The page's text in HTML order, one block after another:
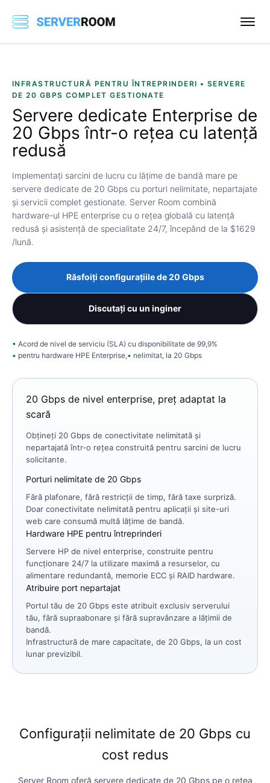
INFRASTRUCTURĂ PENTRU ÎNTREPRINDERI • SERVERE
DE 20 GBPS COMPLET GESTIONATE
Servere dedicate Enterprise de
20 Gbps într-o rețea cu latență
redusă
Implementați sarcini de lucru cu lățime de bandă mare pe
servere dedicate de 20 Gbps cu porturi nelimitate, nepartajate
și servicii complet gestionate. Server Room combină
hardware-ul HPE enterprise cu o rețea globală cu latență
redusă și asistență de specialitate 24/7, începând de la $1629
/lună.
Răsfoiți configurațiile de 20 Gbps
Discutați cu un inginer
Acord de nivel de serviciu (SLA) cu disponibilitate de 99,9%
pentru hardware HPE Enterprise,
nelimitat, la 20 Gbps
20 Gbps de nivel enterprise, preț adaptat la
scară
Obțineți 20 Gbps de conectivitate nelimitată și
nepartajată într-o rețea construită pentru sarcini de lucru
solicitante.
Porturi nelimitate de 20 Gbps
Fără plafonare, fără restricții de timp, fără taxe surpriză.
Doar conectivitate nelimitată pentru aplicații și site-uri
web care consumă multă lățime de bandă.
Hardware HPE pentru întreprinderi
Servere HP de nivel enterprise, construite pentru
funcționare 24/7 la utilizare maximă a resurselor, cu
alimentare redundantă, memorie ECC și RAID hardware.
Atribuire port nepartajat
Portul tău de 20 Gbps este atribuit exclusiv serverului
tău, fără supraabonare și fără supravânzare a lățimii de
bandă.
Infrastructură de mare capacitate, de 20 Gbps, la un cost
lunar previzibil.
Configurații nelimitate de 20 Gbps cu
cost redus
Server Room oferă servere dedicate de 20 Gbps pe o rețea